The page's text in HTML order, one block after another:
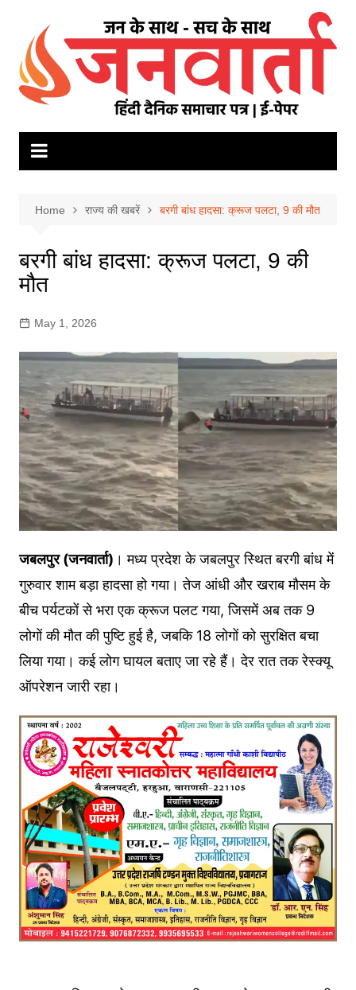
content
Home राज्य की खबरें बरगी बांध हादसा: क्रूज पलटा, 9 की मौत
बरगी बांध हादसा: क्रूज पलटा, 9 की
मौत
May 1, 2026
जबलपुर (जनवार्ता) । मध्य प्रदेश के जबलपुर स्थित बरगी बांध में
गुरुवार शाम बड़ा हादसा हो गया। तेज आंधी और खराब मौसम के
बीच पर्यटकों से भरा एक क्रूज पलट गया, जिसमें अब तक 9
लोगों की मौत की पुष्टि हुई है, जबकि 18 लोगों को सुरक्षित बचा
लिया गया। कई लोग घायल बताए जा रहे हैं। देर रात तक रेस्क्यू
ऑपरेशन जारी रहा।